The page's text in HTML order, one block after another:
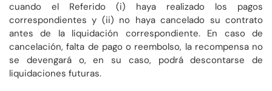
cuando el Referido (i) haya realizado los pagos
correspondientes y (ii) no haya cancelado su contrato
antes de la liquidación correspondiente. En caso de
cancelación, falta de pago o reembolso, la recompensa no
se devengará o, en su caso, podrá descontarse de
liquidaciones futuras.